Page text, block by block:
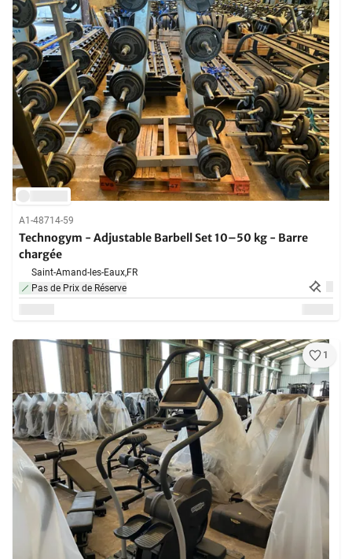
A1-48714-59
Technogym - Adjustable Barbell Set 10–50 kg - Barre
chargée
Saint-Amand-les-Eaux,FR
Pas de Prix de Réserve
1